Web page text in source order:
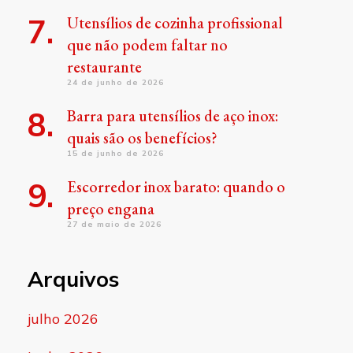
Utensílios de cozinha profissional
que não podem faltar no
restaurante
24 de junho de 2026
Barra para utensílios de aço inox:
quais são os benefícios?
15 de junho de 2026
Escorredor inox barato: quando o
preço engana
27 de maio de 2026
Arquivos
julho 2026